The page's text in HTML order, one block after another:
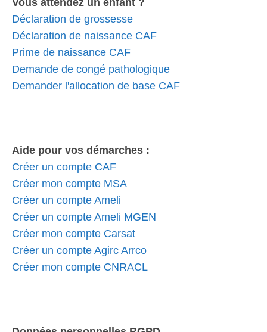
Vous attendez un enfant ?
Déclaration de grossesse
Déclaration de naissance CAF
Prime de naissance CAF
Demande de congé pathologique
Demander l'allocation de base CAF
Aide pour vos démarches :
Créer un compte CAF
Créer mon compte MSA
Créer un compte Ameli
Créer un compte Ameli MGEN
Créer mon compte Carsat
Créer un compte Agirc Arrco
Créer mon compte CNRACL